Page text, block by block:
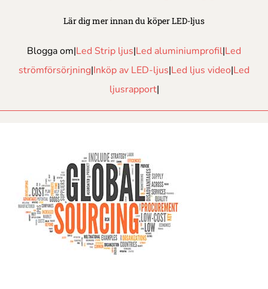
Lär dig mer innan du köper LED-ljus
Blogga om|Led Strip ljus|Led aluminiumprofil|Led
strömförsörjning|Inköp av LED-ljus|Led ljus video|Led
ljusrapport|